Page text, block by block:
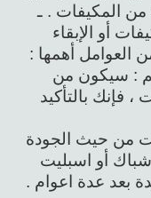
من المكيفات . ـ
أو الإبقاء
العوامل أهمها :
: سيكون من
فإنك بالتأكيد
من حيث الجودة
أو اسبليت
بعد عدة اعوام .